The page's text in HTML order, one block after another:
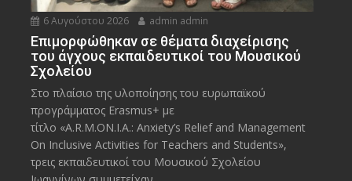
6 Αυγούστου 2026 admin admin
Eπιμορφώθηκαν σε θέματα διαχείρισης
του άγχους εκπαιδευτικοί του Μουσικού
Σχολείου
Στο πλαίσιο της υλοποίησης του ευρωπαϊκού
προγράμματος Erasmus+ με
τίτλο «A.R.M.ON.I.A.: Anxiety’s Relief and Management
On Inclusive Activities for Teachers and Students»,
τρεις εκπαιδευτικοί του Μουσικού Σχολείου